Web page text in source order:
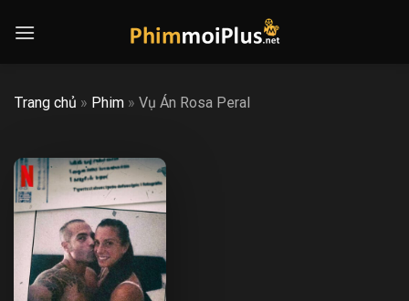
Trang chủ » Phim » Vụ Án Rosa Peral